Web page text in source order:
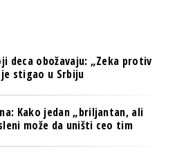
deca obožavaju: „Zeka protiv
stigao u Srbiju
Kako jedan „briljantan, ali
može da uništi ceo tim